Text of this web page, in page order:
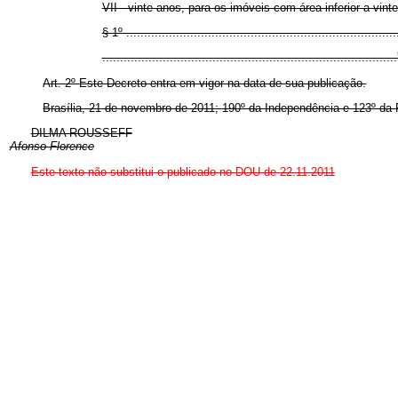
VII - vinte anos, para os imóveis com área inferior a
§ 1º
Art. 2º Este Decreto entra em vigor na data de sua publicação.
Brasília, 21 de novembro de 2011; 190º da Independência e 123º da
DILMA ROUSSEFF
Afonso Florence
Este texto não substitui o publicado no DOU de 22.11.2011